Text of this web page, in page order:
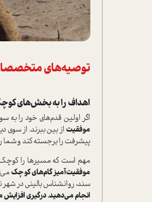
توصیه‌های
اهداف را به بخش‌های
اگر اولین قدم‌های خود را به
موفقیتاز بین ببرند. از سوی
پیشرفت را برجسته کند و شما
مهم است که مسیرها را کوچک
موفقیت‌آمیز گام‌های کوچک
سند، روانشناس بالینی در شهر
انجام می‌دهید. درگیری